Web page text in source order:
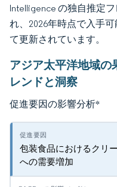
Intelligence の独自推定
れ、2026年時点で入手
て更新されています。
アジア太平洋地域の
レンドと洞察
促進要因の影響分析*
包装食品におけるクリ
への需要増加